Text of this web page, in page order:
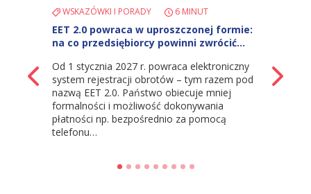
z powrotem
WSKAZÓWKI I PORADY 6 MINUT
EET 2.0 powraca w uproszczonej formie:
na co przedsiębiorcy powinni zwrócić…
Od 1 stycznia 2027 r. powraca elektroniczny
system rejestracji obrotów – tym razem pod
nazwą EET 2.0. Państwo obiecuje mniej
formalności i możliwość dokonywania
płatności np. bezpośrednio za pomocą
telefonu…